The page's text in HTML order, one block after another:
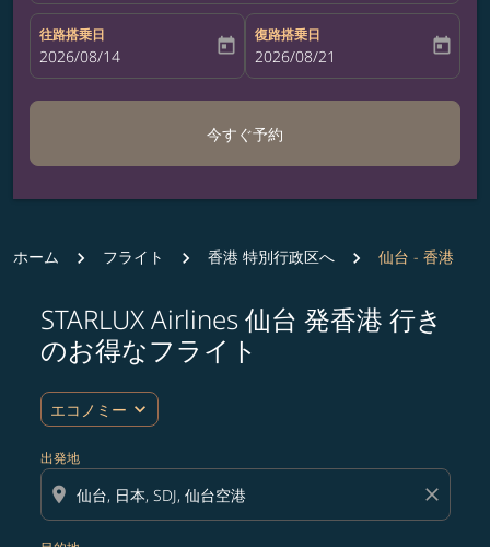
往路搭乗日
fc-booking-departure-date-aria-label
2026/08/14 today
復路搭乗日
fc-booking-return-date-aria-label
2026/08/21 today
今すぐ予約
ホーム フライト 香港 特別行政区へ 仙台 - 香港
STARLUX Airlines 仙台 発香港 行き
のお得なフライト
エコノミー expand_more
出発地
location_on close
ルート (出発地および/または目的地) を更新するか、以